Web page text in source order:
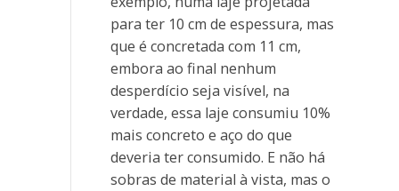
para ter 10 cm de espessura, mas
que é concretada com 11 cm,
embora ao final nenhum
desperdício seja visível, na
verdade, essa laje consumiu 10%
mais concreto e aço do que
deveria ter consumido. E não há
sobras de material à vista, mas o